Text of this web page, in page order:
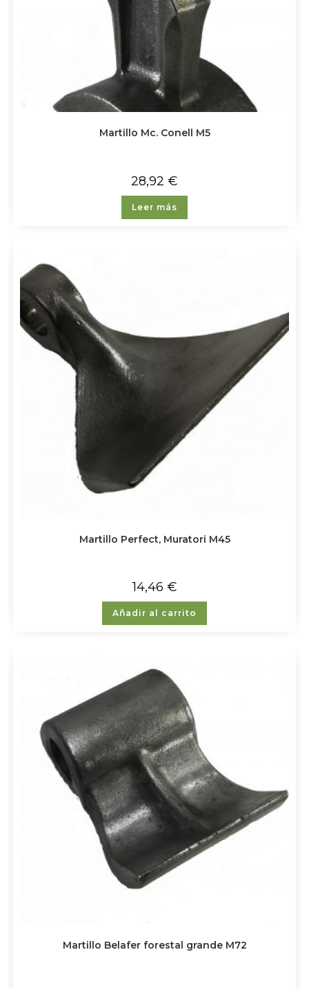
Martillo Mc. Conell M5
28,92 €
Leer más
Martillo Perfect, Muratori M45
14,46 €
Añadir al carrito
Martillo Belafer forestal grande M72